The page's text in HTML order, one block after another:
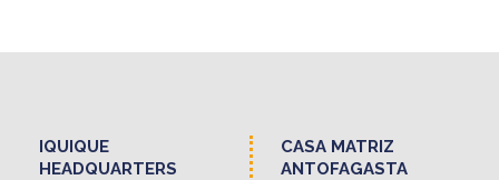
IQUIQUE
HEADQUARTERS
CASA MATRIZ
ANTOFAGASTA